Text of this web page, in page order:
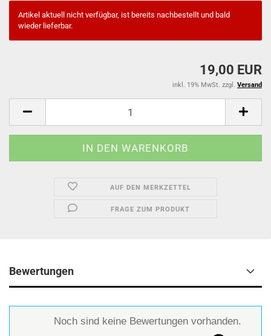
Artikel aktuell nicht verfügbar, ist bereits nachbestellt und bald
wieder lieferbar.
19,00 EUR
inkl. 19% MwSt. zzgl. Versand
AUF DEN MERKZETTEL
FRAGE ZUM PRODUKT
Bewertungen
Noch sind keine Bewertungen vorhanden.